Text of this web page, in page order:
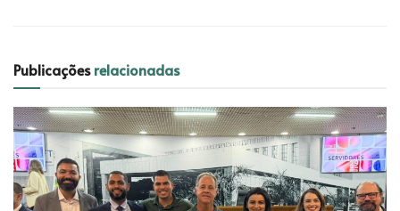
Publicaçõesrelacionadas